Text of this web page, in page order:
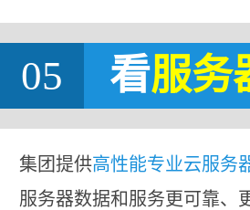
05 看服务
集团提供高性能专业云服务
服务器数据和服务更可靠、